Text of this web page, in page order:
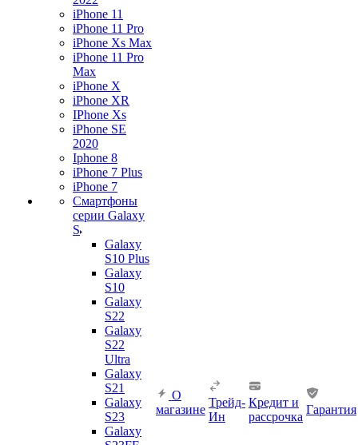
iPhone 11
iPhone 11 Pro
iPhone Xs Max
iPhone 11 Pro
Max
iPhone X
iPhone XR
IPhone Xs
iPhone SE
2020
Iphone 8
iPhone 7 Plus
iPhone 7
Смартфоны
серии Galaxy
S
Galaxy
S10 Plus
Galaxy
S10
Galaxy
S22
Galaxy
S22
Ultra
Galaxy
S21
Galaxy
S23
Galaxy
О
магазине
Трейд-
Ин
Кредит и
рассрочка
Гарантия